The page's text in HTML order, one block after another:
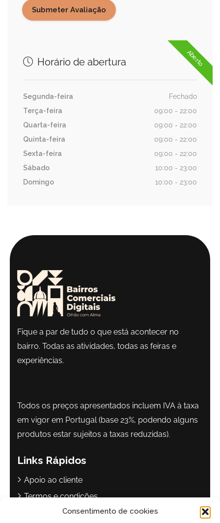
Consentimento de cookies
Aberto
Horário de abertura
Segunda-feira
Fechado
Terça-feira
09:00 - 22:00
Quarta-feira
09:00 - 22:00
Quinta-feira
09:00 - 22:00
Sexta-feira
09:00 - 22:00
Sábado
10:00 - 23:00
Domingo
10:00 - 23:00
Fique a par de tudo o que está acontecer no
bairro. Todas as atividades, todas as feiras e
experiências.
Todos os preços apresentados incluem IVA à taxa
em vigor em Portugal (base 23%, podendo alguns
produtos estar sujeitos a taxas reduzidas).
Links Rápidos
Apoio ao cliente
Termos e condições
Política de privacidade